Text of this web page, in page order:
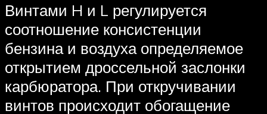
Винтами H и L регулируется
соотношение консистенции
бензина и воздуха определяемое
открытием дроссельной заслонки
карбюратора. При откручивании
винтов происходит обогащение